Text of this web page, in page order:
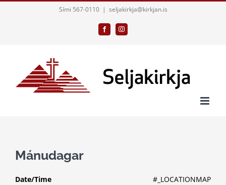
Sími 567-0110 | seljakirkja@kirkjan.is
FacebookInstagram
Mánudagar
#_LOCATIONMAP
Date/Time